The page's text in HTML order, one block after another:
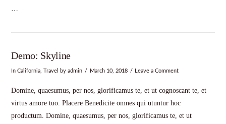
…
Demo: Skyline
InCalifornia Travel by admin March 10, 2018 Leave a Comment
Domine, quaesumus, per nos, glorificamus te, et ut cognoscant te, et
virtus amore tuo. Placere Benedicite omnes qui utuntur hoc
productum. Domine, quaesumus, per nos, glorificamus te, et ut